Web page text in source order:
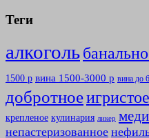
Теги
алкоголь
1500 р вина 1500-3000 р вина до
добротноеигристое
крепленое кулинария ликер
непастеризованное